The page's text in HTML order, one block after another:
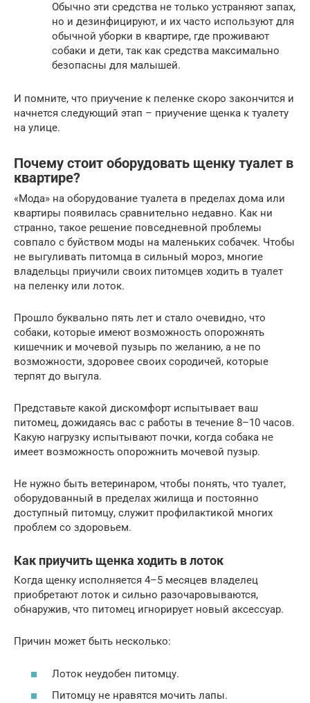
Обычно эти средства не только устраняют запах,
но и дезинфицируют, и их часто используют для
обычной уборки в квартире, где проживают
собаки и дети, так как средства максимально
безопасны для малышей.
И помните, что приучение к пеленке скоро закончится и
начнется следующий этап – приучение щенка к туалету
на улице.
Почему стоит оборудовать щенку туалет в
квартире?
«Мода» на оборудование туалета в пределах дома или
квартиры появилась сравнительно недавно. Как ни
странно, такое решение повседневной проблемы
совпало с буйством моды на маленьких собачек. Чтобы
не выгуливать питомца в сильный мороз, многие
владельцы приучили своих питомцев ходить в туалет
на пеленку или лоток.
Прошло буквально пять лет и стало очевидно, что
собаки, которые имеют возможность опорожнять
кишечник и мочевой пузырь по желанию, а не по
возможности, здоровее своих сородичей, которые
терпят до выгула.
Представьте какой дискомфорт испытывает ваш
питомец, дожидаясь вас с работы в течение 8–10 часов.
Какую нагрузку испытывают почки, когда собака не
имеет возможность опорожнить мочевой пузыр.
Не нужно быть ветеринаром, чтобы понять, что туалет,
оборудованный в пределах жилища и постоянно
доступный питомцу, служит профилактикой многих
проблем со здоровьем.
Как приучить щенка ходить в лоток
Когда щенку исполняется 4–5 месяцев владелец
приобретают лоток и сильно разочаровываются,
обнаружив, что питомец игнорирует новый аксессуар.
Причин может быть несколько:
Лоток неудобен питомцу.
Питомцу не нравятся мочить лапы.